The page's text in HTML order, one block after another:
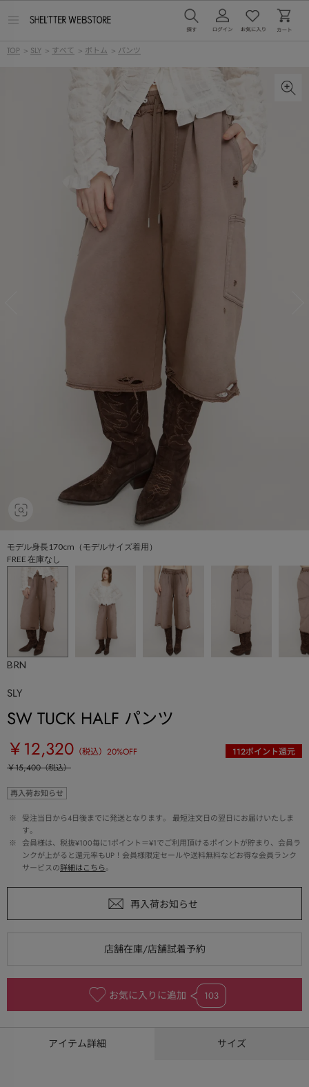
ー
TOP > SLY > すべて > ボトム > パンツ
モデル身長170cm（モデルサイズ着用）
FREE 在庫なし
BRN
SLY
SW TUCK HALF パンツ
￥12,320 （税込） 20%OFF 112ポイント還元
￥15,400（税込）
再入荷お知らせ
※
受注当日から4日後までに発送となります。 最短注文日の翌日にお届けいたしま
す。
※
会員様は、税抜¥100毎に1ポイント＝¥1でご利用頂けるポイントが貯まり、会員ラ
ンクが上がると還元率もUP！会員様限定セールや送料無料などお得な会員ランク
サービスの詳細はこちら。
お気に入りに追加 103
アイテム詳細 サイズ